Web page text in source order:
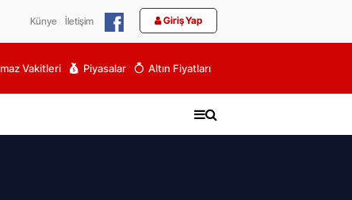
Künye İletişim Giriş Yap
Vakitleri Piyasalar Altın Fiyatları